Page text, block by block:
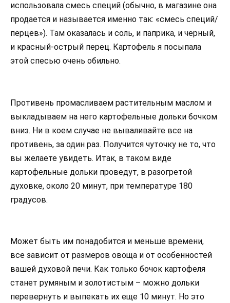
использовала смесь специй (обычно, в магазине она
продается и называется именно так: «смесь специй/
перцев»). Там оказалась и соль, и паприка, и черный,
и красный-острый перец. Картофель я посыпала
этой спесью очень обильно.
Противень промасливаем растительным маслом и
выкладываем на него картофельные дольки бочком
вниз. Ни в коем случае не вываливайте все на
противень, за один раз. Получится чуточку не то, что
вы желаете увидеть. Итак, в таком виде
картофельные дольки проведут, в разогретой
духовке, около 20 минут, при температуре 180
градусов.
Может быть им понадобится и меньше времени,
все зависит от размеров овоща и от особенностей
вашей духовой печи. Как только бочок картофеля
станет румяным и золотистым – можно дольки
перевернуть и выпекать их еще 10 минут. Но это